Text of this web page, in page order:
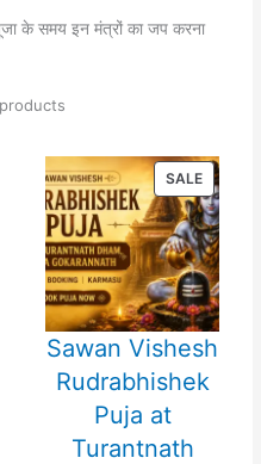
के समय इन मंत्रों का जप करना
SALE
ON
SALE
Sawan Vishesh
Rudrabhishek
Puja at
Turantnath